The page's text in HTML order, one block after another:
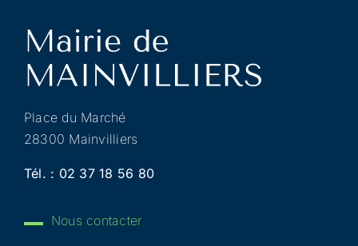
Place du Marché
28300 Mainvilliers
Tél. : 02 37 18 56 80
Nous contacter